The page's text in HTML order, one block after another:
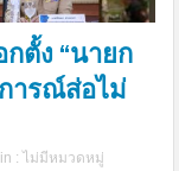
ตั้ง “นายก
ารณ์ส่อไม่
in :ไม่มีหมวดหมู่